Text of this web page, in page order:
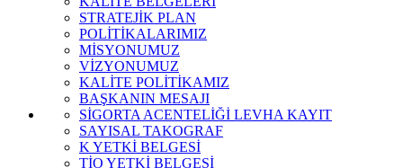
STRATEJİK PLAN
POLİTİKALARIMIZ
MİSYONUMUZ
VİZYONUMUZ
KALİTE POLİTİKAMIZ
BAŞKANIN MESAJI
SİGORTA ACENTELİĞİ LEVHA KAYIT
SAYISAL TAKOGRAF
K YETKİ BELGESİ
TİO YETKİ BELGESİ